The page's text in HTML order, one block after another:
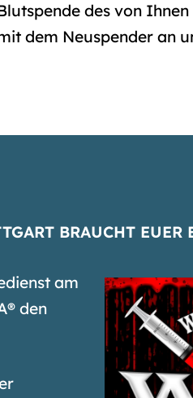
des von
dem Neuspender an
BRAUCHT EUER
am
den